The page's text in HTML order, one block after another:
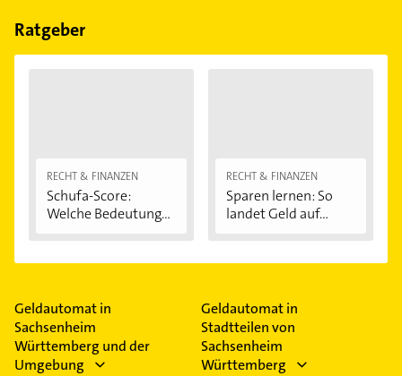
Feiertagen abweichen können.
Ratgeber
RECHT & FINANZEN
Schufa-Score:
Welche Bedeutung...
RECHT & FINANZEN
Sparen lernen: So
landet Geld auf...
Geldautomat in
Sachsenheim
Württemberg und der
Umgebung
Geldautomat in
Stadtteilen von
Sachsenheim
Württemberg